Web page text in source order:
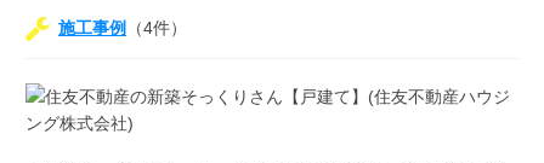
施工事例 （4件）